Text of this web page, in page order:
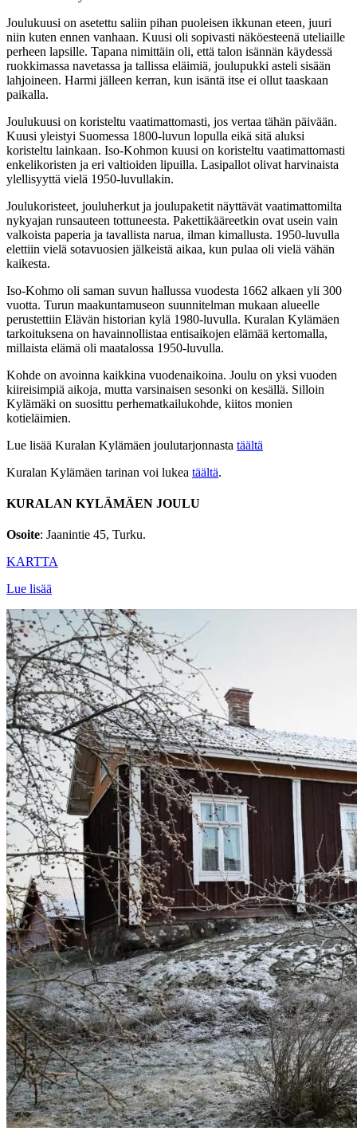
Joulukuusi on asetettu saliin pihan puoleisen ikkunan eteen, juuri
niin kuten ennen vanhaan. Kuusi oli sopivasti näköesteenä uteliaille
perheen lapsille. Tapana nimittäin oli, että talon isännän käydessä
ruokkimassa navetassa ja tallissa eläimiä, joulupukki asteli sisään
lahjoineen. Harmi jälleen kerran, kun isäntä itse ei ollut taaskaan
paikalla.
Joulukuusi on koristeltu vaatimattomasti, jos vertaa tähän päivään.
Kuusi yleistyi Suomessa 1800-luvun lopulla eikä sitä aluksi
koristeltu lainkaan. Iso-Kohmon kuusi on koristeltu vaatimattomasti
enkelikoristen ja eri valtioiden lipuilla. Lasipallot olivat harvinaista
ylellisyyttä vielä 1950-luvullakin.
Joulukoristeet, jouluherkut ja joulupaketit näyttävät vaatimattomilta
nykyajan runsauteen tottuneesta. Pakettikääreetkin ovat usein vain
valkoista paperia ja tavallista narua, ilman kimallusta. 1950-luvulla
elettiin vielä sotavuosien jälkeistä aikaa, kun pulaa oli vielä vähän
kaikesta.
Iso-Kohmo oli saman suvun hallussa vuodesta 1662 alkaen yli 300
vuotta. Turun maakuntamuseon suunnitelman mukaan alueelle
perustettiin Elävän historian kylä 1980-luvulla. Kuralan Kylämäen
tarkoituksena on havainnollistaa entisaikojen elämää kertomalla,
millaista elämä oli maatalossa 1950-luvulla.
Kohde on avoinna kaikkina vuodenaikoina. Joulu on yksi vuoden
kiireisimpiä aikoja, mutta varsinaisen sesonki on kesällä. Silloin
Kylämäki on suosittu perhematkailukohde, kiitos monien
kotieläimien.
Lue lisää Kuralan Kylämäen joulutarjonnasta täältä
Kuralan Kylämäen tarinan voi lukea täältä.
KURALAN KYLÄMÄEN JOULU
Osoite: Jaanintie 45, Turku.
KARTTA
Lue lisää